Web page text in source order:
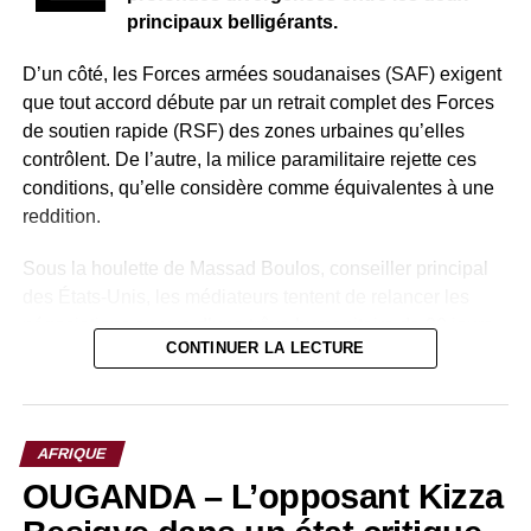
principaux belligérants.
D’un côté, les Forces armées soudanaises (SAF) exigent
que tout accord débute par un retrait complet des Forces
de soutien rapide (RSF) des zones urbaines qu’elles
contrôlent. De l’autre, la milice paramilitaire rejette ces
conditions, qu’elle considère comme équivalentes à une
reddition.
Sous la houlette de Massad Boulos, conseiller principal
négociations en vue d’une trêve humanitaire de 90 jours.
Toutefois, les positions restent profondément
les discussions. Selon l’analyste Mohiedeen Mohamed,
les récents gains des SAF dans la région du Kordofan ont
renforcé leur position dans les négociations, tout en
CONTINUER LA LECTURE
AFRIQUE
OUGANDA – L’opposant Kizza